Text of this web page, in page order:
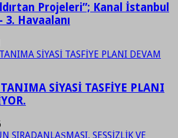
Projeleri”; Kanal İstanbul
3. Havaalanı
TANIMA SİYASİ TASFİYE PLANI